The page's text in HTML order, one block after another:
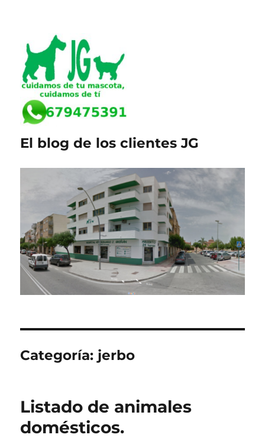
El blog de los clientes JG
Categoría: jerbo
Listado de animales
domésticos.